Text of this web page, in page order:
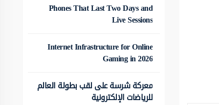
Phones That Last Two Days and
Live Sessions
Internet Infrastructure for Online
Gaming in 2026
معركة شرسة على لقب بطولة العالم
للرياضات الإلكترونية